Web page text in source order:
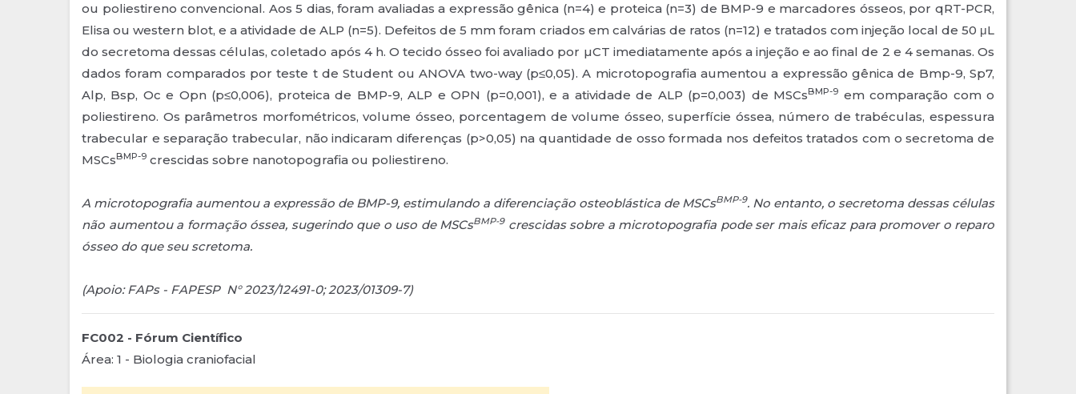
ou poliestireno convencional. Aos 5 dias, foram avaliadas a expressão gênica (n=4) e proteica (n=3) de BMP-9 e marcadores ósseos, por qRT-PCR,
Elisa ou western blot, e a atividade de ALP (n=5). Defeitos de 5 mm foram criados em calvárias de ratos (n=12) e tratados com injeção local de 50 μL
do secretoma dessas células, coletado após 4 h. O tecido ósseo foi avaliado por µCT imediatamente após a injeção e ao final de 2 e 4 semanas. Os
dados foram comparados por teste t de Student ou ANOVA two-way (p≤0,05). A microtopografia aumentou a expressão gênica de Bmp-9, Sp7,
Alp, Bsp, Oc e Opn (p≤0,006), proteica de BMP-9, ALP e OPN (p=0,001), e a atividade de ALP (p=0,003) de MSCsBMP-9 em comparação com o
poliestireno. Os parâmetros morfométricos, volume ósseo, porcentagem de volume ósseo, superfície óssea, número de trabéculas, espessura
trabecular e separação trabecular, não indicaram diferenças (p>0,05) na quantidade de osso formada nos defeitos tratados com o secretoma de
MSCsBMP-9 crescidas sobre nanotopografia ou poliestireno.
A microtopografia aumentou a expressão de BMP-9, estimulando a diferenciação osteoblástica de MSCsBMP-9. No entanto, o secretoma dessas células
não aumentou a formação óssea, sugerindo que o uso de MSCsBMP-9crescidas sobre a microtopografia pode ser mais eficaz para promover o reparo
ósseo do que seu scretoma.
(Apoio: FAPs - FAPESP N° 2023/12491-0; 2023/01309-7)
FC002 - Fórum Científico
Área: 1 - Biologia craniofacial